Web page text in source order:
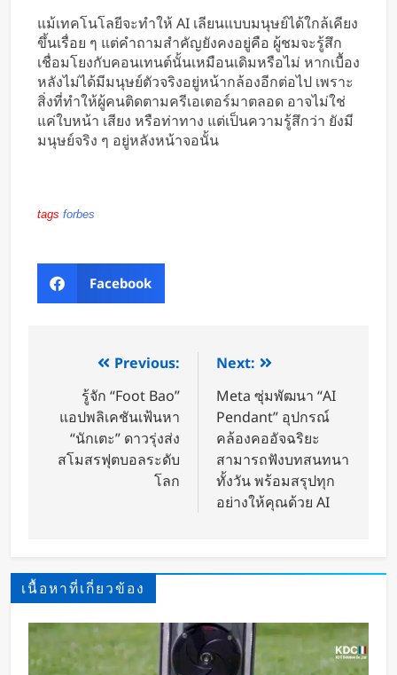
แม้เทคโนโลยีจะทำให้ AI เลียนแบบมนุษย์ได้ใกล้เคียง
ขึ้นเรื่อย ๆ แต่คำถามสำคัญยังคงอยู่คือ ผู้ชมจะรู้สึก
เชื่อมโยงกับคอนเทนต์นั้นเหมือนเดิมหรือไม่ หากเบื้อง
หลังไม่ได้มีมนุษย์ตัวจริงอยู่หน้ากล้องอีกต่อไป เพราะ
สิ่งที่ทำให้ผู้คนติดตามครีเอเตอร์มาตลอด อาจไม่ใช่
แค่ใบหน้า เสียง หรือท่าทาง แต่เป็นความรู้สึกว่า ยังมี
มนุษย์จริง ๆ อยู่หลังหน้าจอนั้น
tags forbes
Facebook
Previous:
รู้จัก “Foot Bao”
แอปพลิเคชันเฟ้นหา
“นักเตะ” ดาวรุ่งส่ง
สโมสรฟุตบอลระดับ
โลก
Next:
Meta ซุ่มพัฒนา “AI
Pendant” อุปกรณ์
คล้องคออัจฉริยะ
สามารถฟังบทสนทนา
ทั้งวัน พร้อมสรุปทุก
อย่างให้คุณด้วย AI
เนื้อหาที่เกี่ยวข้อง